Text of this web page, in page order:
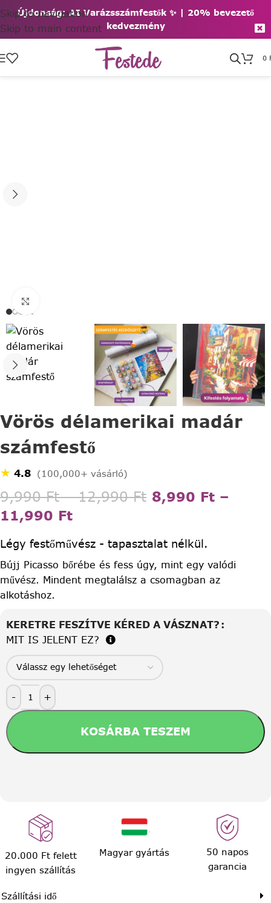
Újdonság: AI Varázsszámfestők ✨ | 20% bevezető
kedvezmény
Skip to navigation
Skip to main content
0
Vörös délamerikai madár
számfestő
★ 4.8 (100,000+ vásárló)
9,990Ft – 12,990Ft 8,990 Ft –
11,990 Ft
Légy festőművész - tapasztalat nélkül.
Bújj Picasso bőrébe és fess úgy, mint egy valódi
művész. Mindent megtalálsz a csomagban az
alkotáshoz.
KERETRE FESZÍTVE KÉRED A VÁSZNAT?
MIT IS JELENT EZ?
- +
KOSÁRBA TESZEM
20.000 Ft felett
ingyen szállítás
Magyar gyártás
50 napos
garancia
Szállítási idő